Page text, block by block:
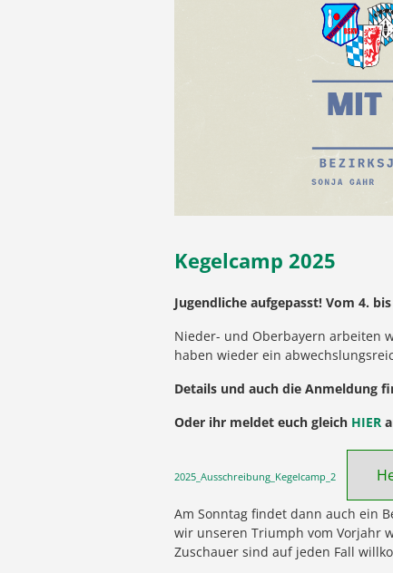
Kegelcamp 2025
Jugendliche aufgepasst! Vom 4.
Nieder- und Oberbayern arbeiten
haben wieder ein
Details und auch die Anmeldung
Oder ihr meldet euch gleich HIER
2025_Ausschreibung_Kegelcamp_2
Am Sonntag findet dann auch ein
wir unseren Triumph vom Vorjahr
Zuschauer sind auf jeden Fall